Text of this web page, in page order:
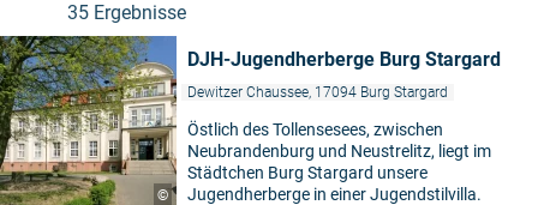
„Gut Drauf – Bewegen, Entspannen, Essen –
Aber Wie!“ (Bundeszentrale für
gesundheitliche Aufklärung und transfer e. V.)
35 Ergebnisse
©
DJH-Jugendherberge Burg Stargard
Dewitzer Chaussee, 17094 Burg Stargard
Östlich des Tollensesees, zwischen
Neubrandenburg und Neustrelitz, liegt im
Städtchen Burg Stargard unsere
Jugendherberge in einer Jugendstilvilla.